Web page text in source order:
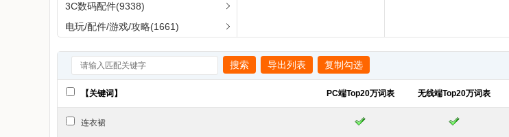
3C数码配件(9338)
电玩/配件/游戏/攻略(1661)
闪存卡/U盘/存储/移动硬盘(467)
平板电脑/MID(191)
笔记本电脑(533)
办公设备/耗材/相关服务(2272)
搜索 导出列表 复制勾选
【关键词】 PC端Top20万词表 无线端Top20万词表
连衣裙